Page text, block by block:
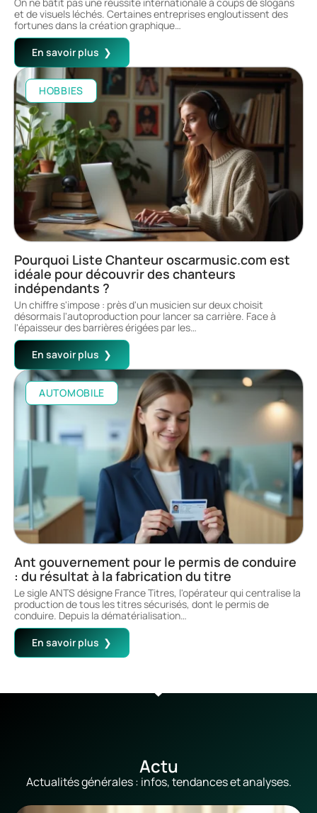
On ne bâtit pas une réussite internationale à coups de slogans
et de visuels léchés. Certaines entreprises engloutissent des
fortunes dans la création graphique…
En savoir plus
HOBBIES
Pourquoi Liste Chanteur oscarmusic.com est
idéale pour découvrir des chanteurs
indépendants ?
Un chiffre s'impose : près d'un musicien sur deux choisit
désormais l'autoproduction pour lancer sa carrière. Face à
l'épaisseur des barrières érigées par les…
En savoir plus
AUTOMOBILE
Ant gouvernement pour le permis de conduire
: du résultat à la fabrication du titre
Le sigle ANTS désigne France Titres, l'opérateur qui centralise la
production de tous les titres sécurisés, dont le permis de
conduire. Depuis la dématérialisation…
En savoir plus
Actu
Actualités générales : infos, tendances et analyses.